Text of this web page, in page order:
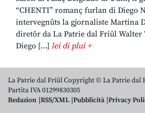
“CHENTI” romanç furlan di Diego
intervegnûts la gjornaliste Martina
diretôr da La Patrie dal Friûl Walter
Diego […] lei di plui +
La Patrie dal Friûl Copyright © La Patrie dal
Partita IVA 01299830305
Redazion RSS/XML Pubblicità Privacy